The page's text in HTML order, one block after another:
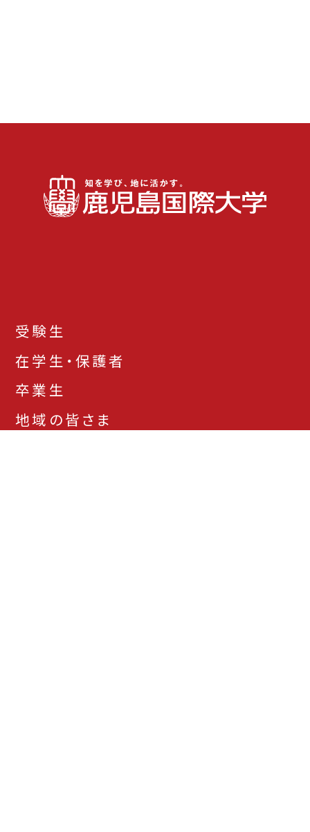
受験生
在学生・保護者
卒業生
地域の皆さま